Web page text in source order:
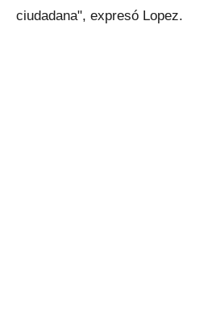
ciudadana", expresó Lopez.